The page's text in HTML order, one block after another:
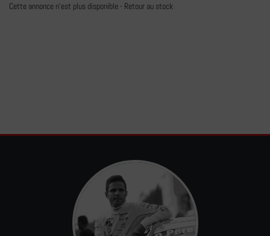
Cette annonce n'est plus disponible - Retour au stock